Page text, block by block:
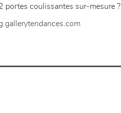
portes coulissantes sur-mesure ?